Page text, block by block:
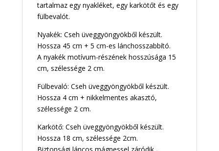
tartalmaz egy nyakléket, egy karkötőt és egy
fülbevalót.
Nyakék: Cseh üveggyöngyökből készült.
Hossza 45 cm + 5 cm-es lánchosszabbító.
A nyakék motívum-részének hosszúsága 15
cm, szélessége 2 cm.
Fülbevaló: Cseh üveggyöngyökből készült.
Hossza 4 cm + nikkelmentes akasztó,
szélessége 2 cm.
Karkötő: Cseh üveggyöngyökből készült.
Hossza 18 cm, szélessége 2cm.